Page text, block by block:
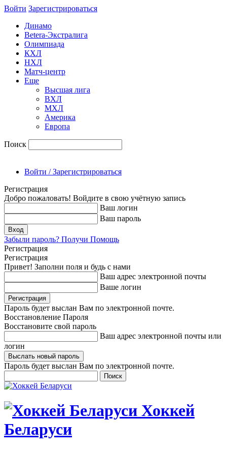
Войти Зарегиcтрироваться
Динамо
Betera-Экстралига
Олимпиада
КХЛ
НХЛ
Матч-центр
Еще
Высшая лига
ВХЛ
МХЛ
Америка
Европа
Поиск
Войти / Зарегистрироваться
Регистрация
Добро пожаловать! Войдите в свою учётную запись
Ваш логин
Ваш пароль
Забыли пароль? Получи Помощь
Регистрация
Регистрация
Привет! Заполни поля и будь с нами
Ваш адрес электронной почты
Ваше логин
Пароль будет выслан Вам по электронной почте.
Восстановление Пароля
Восстановите свой пароль
Ваш адрес электронной почты или
логин
Пароль будет выслан Вам по электронной почте.
Хоккей
Беларуси